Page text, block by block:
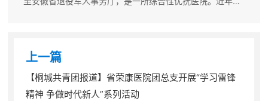
上一篇
【桐城共青团报道】省荣康医院团总支开展“学习雷锋
精神 争做时代新人”系列活动